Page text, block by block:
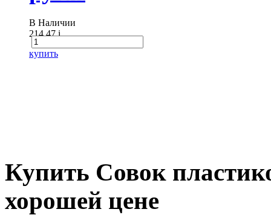
В Наличии
214.47i
купить
Купить Совок
хорошей цене